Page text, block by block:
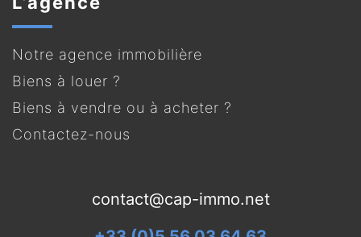
Notre agence immobilière
Biens à louer ?
Biens à vendre ou à acheter ?
Contactez-nous
contact@cap-immo.net